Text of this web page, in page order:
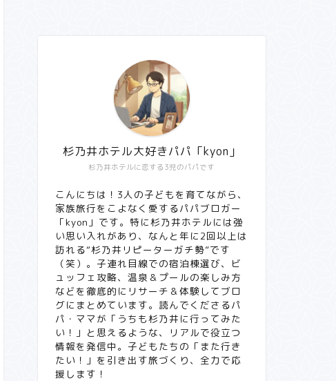
杉乃井ホテルに恋する3児のパパです
杉乃井ホテル大好きパパ「kyon」
こんにちは！3人の子どもを育てながら、
家族旅行をこよなく愛するパパブロガー
「kyon」です。特に杉乃井ホテルには強
い思い入れがあり、なんと年に2回以上は
訪れる“杉乃井リピーターガチ勢”です
（笑）。子連れ目線での宿泊棟選び、ビ
ュッフェ攻略、温泉＆プールの楽しみ方
などを徹底的にリサーチ＆体験してブロ
グにまとめています。読んでくださるパ
パ・ママが「うちも杉乃井に行ってみた
い！」と思えるような、リアルで役立つ
情報を発信中。子どもたちの「また行き
たい！」を引き出す旅づくり、全力で応
援します！